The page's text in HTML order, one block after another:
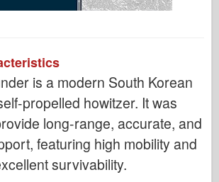
is a modern South Korean
propelled howitzer. It was
long-range, accurate, and
featuring high mobility and
survivability.